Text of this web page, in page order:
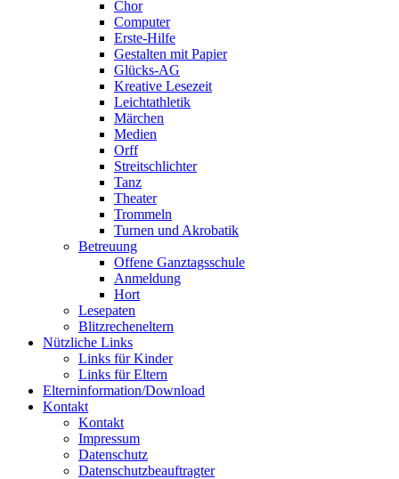
Chor
Computer
Erste-Hilfe
Gestalten mit Papier
Glücks-AG
Kreative Lesezeit
Leichtathletik
Märchen
Medien
Orff
Streitschlichter
Tanz
Theater
Trommeln
Turnen und Akrobatik
Betreuung
Offene Ganztagsschule
Anmeldung
Hort
Lesepaten
Blitzrecheneltern
Nützliche Links
Links für Kinder
Links für Eltern
Elterninformation/Download
Kontakt
Kontakt
Impressum
Datenschutz
Datenschutzbeauftragter